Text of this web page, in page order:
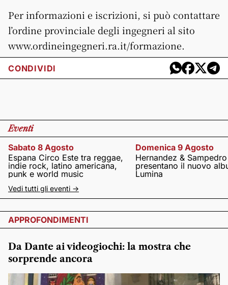
Per informazioni e iscrizioni, si può contattare
l’ordine provinciale degli ingegneri al sito
www.ordineingegneri.ra.it/formazione.
CONDIVIDI
Eventi
Sabato 8 Agosto
Espana Circo Este tra reggae,
indie rock, latino americana,
punk e world music
Domenica 9 Agosto
Hernandez & Sampedro
presentano il nuovo
Lumina
Vedi tutti gli eventi ->
APPROFONDIMENTI
Da Dante ai videogiochi: la mostra che
sorprende ancora